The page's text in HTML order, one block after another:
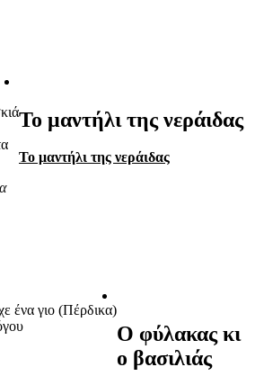
Το μαντήλι της νεράιδας
Το μαντήλι της νεράιδας
ένα γιο (Πέρδικα)
Ο φύλακας κι
ο βασιλιάς